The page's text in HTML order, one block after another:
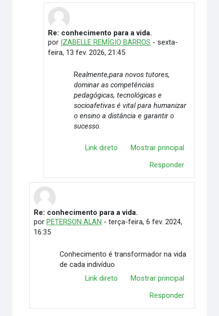
Em resposta à Marcela Regina Stein dos Santos
Re: conhecimento para a vida.
por IZABELLE REMÍGIO BARROS -sexta-
feira, 13 fev. 2026, 21:45
Realmente,para novos tutores,
dominar ascompetências
pedagógicas, tecnológicas e
socioafetivas é vital para humanizar
o ensino a distância e garantir o
sucesso.
Link direto
Mostrar principal
Responder
Em resposta à Ketlen Rainara Neves Barros
Re: conhecimento para a vida.
por PETERSON ALAN - terça-feira, 6 fev. 2024,
16:35
Conhecimento é transformador na vida
de cada indivíduo
Link direto
Mostrar principal
Responder